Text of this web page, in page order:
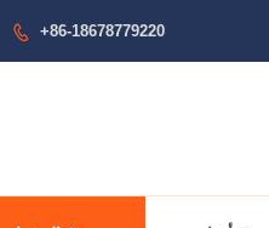
 +86-18678779220